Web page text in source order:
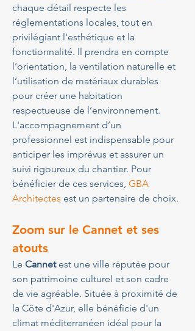
chaque détail respecte les
réglementations locales, tout en
privilégiant l'esthétique et la
fonctionnalité. Il prendra en compte
l’orientation, la ventilation naturelle et
l’utilisation de matériaux durables
pour créer une habitation
respectueuse de l’environnement.
L'accompagnement d’un
professionnel est indispensable pour
anticiper les imprévus et assurer un
suivi rigoureux du chantier. Pour
bénéficier de ces services, GBA
Architectes est un partenaire de choix.
Zoom sur le Cannet et ses
atouts
Le Cannet est une ville réputée pour
son patrimoine culturel et son cadre
de vie agréable. Située à proximité de
la Côte d'Azur, elle bénéficie d'un
climat méditerranéen idéal pour la